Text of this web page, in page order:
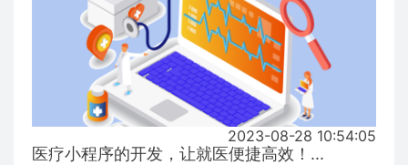
2023-08-28 10:54:05
医疗小程序的开发，让就医便捷高效！...